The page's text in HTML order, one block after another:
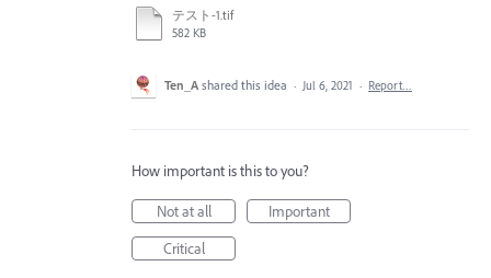
テスト-1.tif
582 KB
Ten_A shared this idea · Jul 6, 2021 · Report…
How important is this to you?
Not at all
Important
Critical